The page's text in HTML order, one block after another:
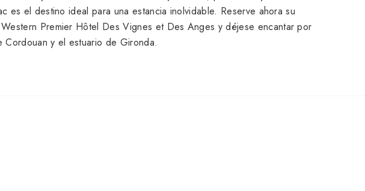
es el destino ideal para una estancia inolvidable. Reserve ahora su
Premier Hôtel Des Vignes et Des Anges y déjese encantar por
Cordouan y el estuario de Gironda.